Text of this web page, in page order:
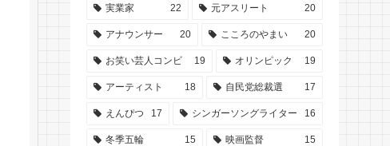
実業家 22 元アスリート 20
アナウンサー 20 こころのやまい 20
お笑い芸人コンビ 19 オリンピック 19
アーティスト 18 自民党総裁選 17
えんぴつ 17 シンガーソングライター 16
冬季五輪 15 映画監督 15